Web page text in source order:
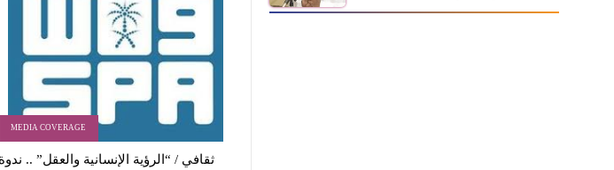
MEDIA COVERAGE
ثقافي / “الرؤية الإنسانية والعقل” .. ندوة